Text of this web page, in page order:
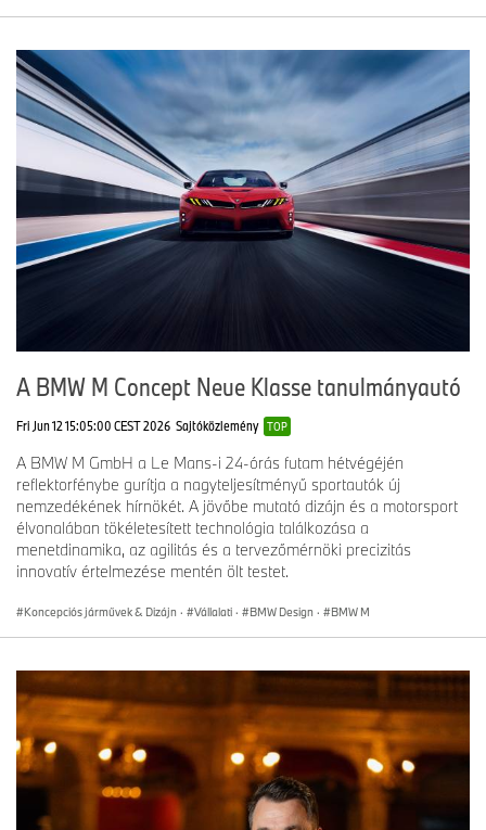
A BMW M Concept Neue Klasse tanulmányautó
Fri Jun 12 15:05:00 CEST 2026 Sajtóközlemény TOP
A BMW M GmbH a Le Mans-i 24-órás futam hétvégéjén
reflektorfénybe gurítja a nagyteljesítményű sportautók új
nemzedékének hírnökét. A jövőbe mutató dizájn és a motorsport
élvonalában tökéletesített technológia találkozása a
menetdinamika, az agilitás és a tervezőmérnöki precizitás
innovatív értelmezése mentén ölt testet.
Koncepciós járművek & Dizájn · Vállalati · BMW Design · BMW M